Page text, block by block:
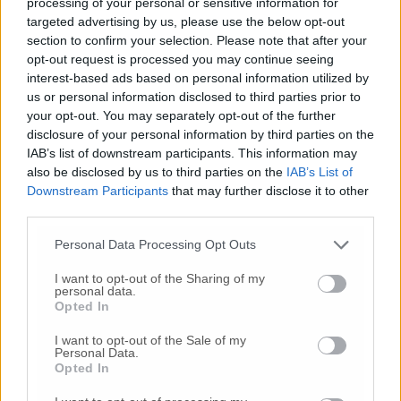
targeted advertising by us, please use the below opt-out
section to confirm your selection. Please note that after your
opt-out request is processed you may continue seeing
interest-based ads based on personal information utilized by
us or personal information disclosed to third parties prior to
your opt-out. You may separately opt-out of the further
disclosure of your personal information by third parties on the
IAB’s list of downstream participants. This information may
also be disclosed by us to third parties on the IAB’s List of
Downstream Participants that may further disclose it to other
Personal Data Processing Opt Outs
I want to opt-out of the Sharing of my
personal data.
Opted In
I want to opt-out of the Sale of my
Personal Data.
Opted In
© RIPRODUZIONE RISERVATA
Vai alla home